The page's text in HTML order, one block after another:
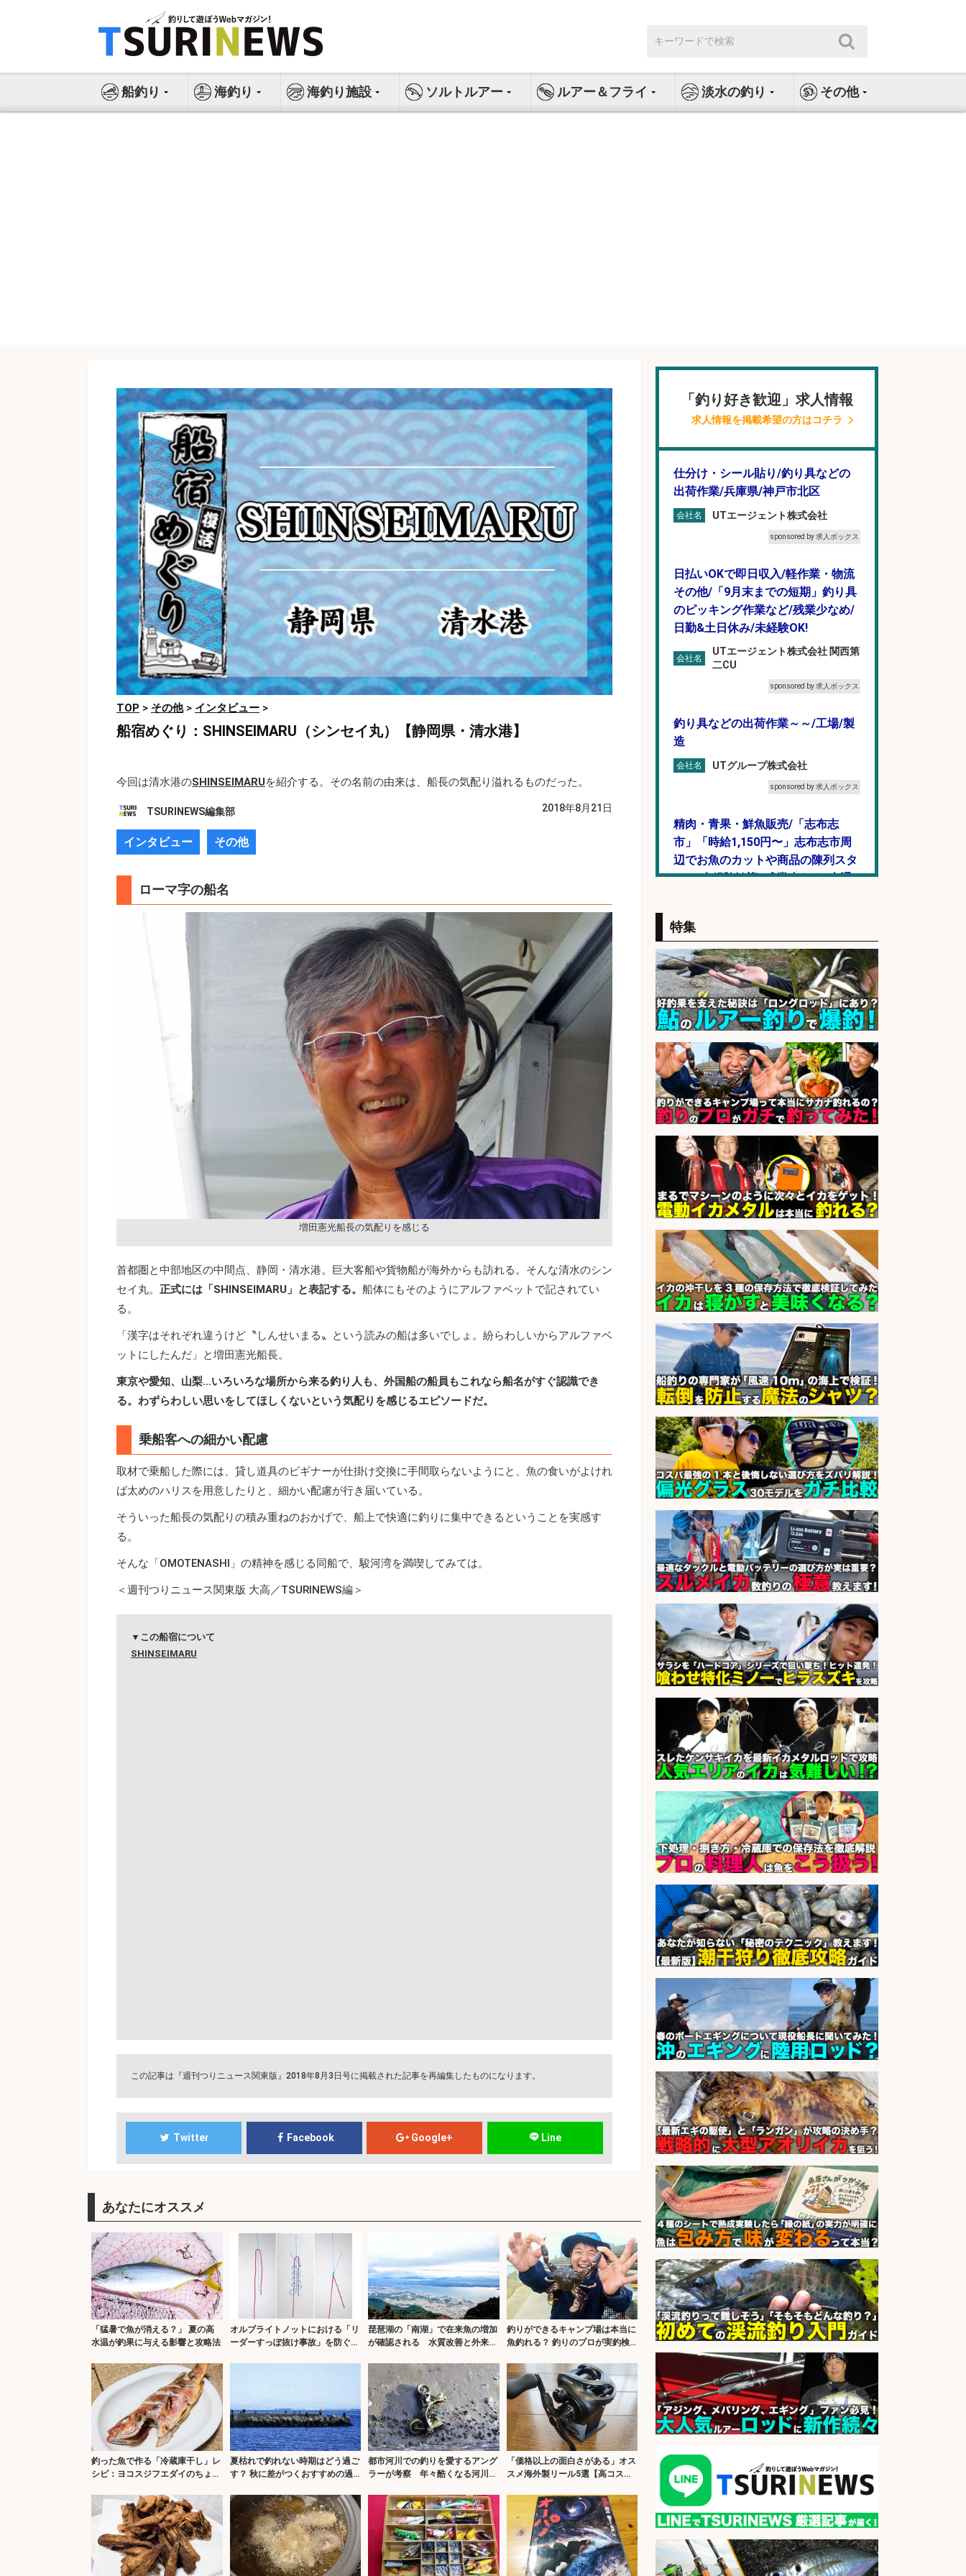
ス
索:
船釣り 海釣り 海釣り施設 ソルトルアー ルアー＆フライ 淡水の釣り その他
TOP > その他> インタビュー >
船宿めぐり：SHINSEIMARU（シンセイ丸）【静岡県・清水港】
今回は清水港のSHINSEIMARUを紹介する。その名前の由来は、船長の気配り溢れるものだった。
TSURINEWS編集部 2018年8月21日
インタビュー その他
ローマ字の船名
増田憲光船長の気配りを感じる
首都圏と中部地区の中間点、静岡・清水港。巨大客船や貨物船が海外からも訪れる。そんな清水のシン
セイ丸。 正式には「SHINSEIMARU」と表記する。 船体にもそのようにアルファベットで記されてい
る。
「漢字はそれぞれ違うけど〝しんせいまる〟という読みの船は多いでしょ。紛らわしいからアルファベ
ットにしたんだ」と増田憲光船長。
東京や愛知、山梨…いろいろな場所から来る釣り人も、外国船の船員もこれなら船名がすぐ認識でき
る。わずらわしい思いをしてほしくないという気配りを感じるエピソードだ。
乗船客への細かい配慮
取材で乗船した際には、貸し道具のビギナーが仕掛け交換に手間取らないようにと、魚の食いがよけれ
ば太めのハリスを用意したりと、細かい配慮が行き届いている。
そういった船長の気配りの積み重ねのおかげで、船上で快適に釣りに集中できるということを実感す
る。
そんな「OMOTENASHI」の精神を感じる同船で、駿河湾を満喫してみては。
＜週刊つりニュース関東版 大高／TSURINEWS編＞
▼この船宿について
SHINSEIMARU
この記事は『週刊つりニュース関東版』2018年8月3日号に掲載された記事を再編集したものになります。
Twitter Facebook Google+ Line
あなたにオススメ
「猛暑で魚が消える？」 夏の高
水温が釣果に与える影響と攻略法
オルブライトノットにおける「リ
ーダーすっぽ抜け事故」を防ぐひ
琵琶湖の「南湖」で在来魚の増加
が確認される 水質改善と外来生
釣りができるキャンプ場は本当に
魚釣れる？ 釣りのプロが実釣検
釣った魚で作る「冷蔵庫干し」レ
シピ：ヨコスジフエダイのちょい
夏枯れで釣れない時期はどう過ご
す？ 秋に差がつくおすすめの過
都市河川での釣りを愛するアング
ラーが考察 年々酷くなる河川の
「価格以上の面白さがある」オス
スメ海外製リール5選【高コスパ
「釣り好き歓迎」求人情報
求人情報を掲載希望の方はコチラ
仕分け・シール貼り/釣り具などの
出荷作業/兵庫県/神戸市北区
会社名 UTエージェント株式会社
sponsored by 求人ボックス
日払いOKで即日収入/軽作業・物流
その他/「9月末までの短期」釣り具
のピッキング作業など/残業少なめ/
日勤&土日休み/未経験OK!
会社名
UTエージェント株式会社 関西第
二CU
sponsored by 求人ボックス
釣り具などの出荷作業～～/工場/製
造
会社名 UTグループ株式会社
sponsored by 求人ボックス
精肉・青果・鮮魚販売/「志布志
市」「時給1,150円〜」志布志市周
辺でお魚のカットや商品の陳列スタ
ッフ/未経験歓迎×残業少なめ×車通
会社名
sponsored by 求人ボックス
営業事務/「大津市」釣り具メーカ
ーの物流事務・営業アシスタント/
小野駅から徒歩6分/「時給1,300
円」/大型連休あり×残業なし×土日
祝休み/滋賀県
会社名 株式会社ホットスタッフ滋賀
sponsored by 求人ボックス
日払いOKで即日収入/製造スタッフ/
「広島市佐伯区」給与日払い可!「時
給1,200円」広島市佐伯区でお魚の
パック詰めや品出し業務/残業少な
め×週4日〜OK×車通勤OK/広島県/広
島市西区
会社名 株式会社ホットスタッフ五日市
sponsored by 求人ボックス
営業事務/釣り具メーカーでの営業
アシスタントのお仕事/残業なし/即
日勤務可/営業事務/軽作業
会社名 株式会社パソナ
sponsored by 求人ボックス
さかな専門学校の教員 教員免許不
要/水産業界の知識と経験を活かす
会社名
学校法人水野学園日本さかな専
門学校
sponsored by 求人ボックス
レジ打ち/日払いOK/おさかなの三枚
おろし/新潟県/小千谷市
会社名 株式会社G&G
日払いOKで即日収入/製造スタッフ/
「堺市堺区」入社祝金10万円/堺市
堺区の工場で自転車部品や釣り具の
祝休みで年間休日126日/大阪府
会社名
パーソルファクトリーパートナ
ーズ株式会社
sponsored by 求人ボックス
さらに求人情報を見る
特集